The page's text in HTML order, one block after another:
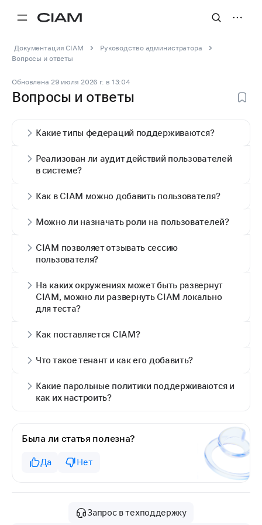
Документация CIAM
Руководство администратора
Вопросы и ответы
Обновлена 29 июля 2026 г. в 13:04
Вопросы и ответы
Какие типы федераций поддерживаются?
Реализован ли аудит действий пользователей
в системе?
Как в CIAM можно добавить пользователя?
Можно ли назначать роли на пользователей?
CIAM позволяет отзывать сессию
пользователя?
На каких окружениях может быть развернут
CIAM, можно ли развернуть CIAM локально
для теста?
Как поставляется CIAM?
Что такое тенант и как его добавить?
Какие парольные политики поддерживаются и
как их настроить?
Была ли статья полезна?
Да Нет
Запрос в техподдержку